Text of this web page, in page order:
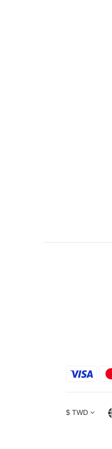
$ TWD